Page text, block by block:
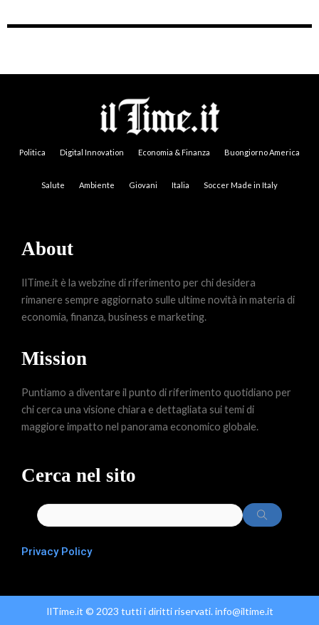
Politica Digital Innovation Economia & Finanza Buongiorno America
Salute Ambiente Giovani Italia Soccer Made in Italy
About
IlTime.it è la webzine di riferimento per chi desidera
rimanere sempre aggiornato sulle ultime novità in materia di
economia, finanza, business e marketing.
Mission
Puntiamo a diventare il punto di riferimento quotidiano per
chi cerca una visione chiara e dettagliata sui temi di
maggiore impatto nel panorama economico globale.
Cerca nel sito
Privacy Policy
IlTime.it © 2023 tutti i diritti riservati. info@iltime.it